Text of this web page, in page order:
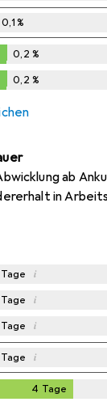
0,1%
0,2 %
0,2 %
ab
in
Tage i
Tage i
Tage i
Tage i
4 Tage